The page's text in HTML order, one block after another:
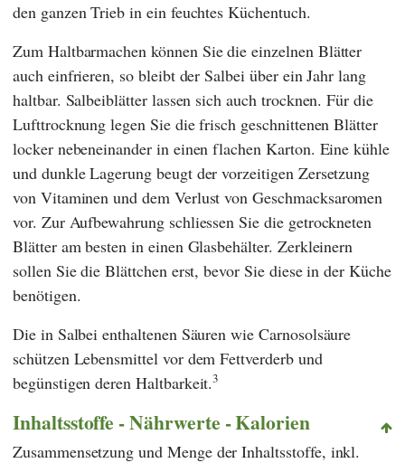
den ganzen Trieb in ein feuchtes Küchentuch.
Zum Haltbarmachen können Sie die einzelnen Blätter
auch einfrieren, so bleibt der Salbei über ein Jahr lang
haltbar. Salbeiblätter lassen sich auch trocknen. Für die
Lufttrocknung legen Sie die frisch geschnittenen Blätter
locker nebeneinander in einen flachen Karton. Eine kühle
und dunkle Lagerung beugt der vorzeitigen Zersetzung
von Vitaminen und dem Verlust von Geschmacksaromen
vor. Zur Aufbewahrung schliessen Sie die getrockneten
Blätter am besten in einen Glasbehälter. Zerkleinern
sollen Sie die Blättchen erst, bevor Sie diese in der Küche
benötigen.
Die in Salbei enthaltenen Säuren wie Carnosolsäure
schützen Lebensmittel vor dem Fettverderb und
begünstigen deren Haltbarkeit.3
Inhaltsstoffe - Nährwerte - Kalorien
Zusammensetzung und Menge der Inhaltsstoffe, inkl.